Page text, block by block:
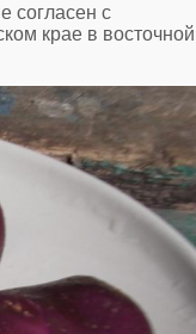
согласен с
крае в восточной